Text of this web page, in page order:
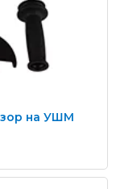
на УШМ